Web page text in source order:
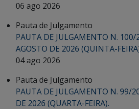
06 ago 2026
Pauta de Julgamento
PAUTA DE JULGAMENTO N. 100/
AGOSTO DE 2026 (QUINTA-
04 ago 2026
Pauta de Julgamento
PAUTA DE JULGAMENTO N. 99/
DE 2026 (QUARTA-FEIRA).